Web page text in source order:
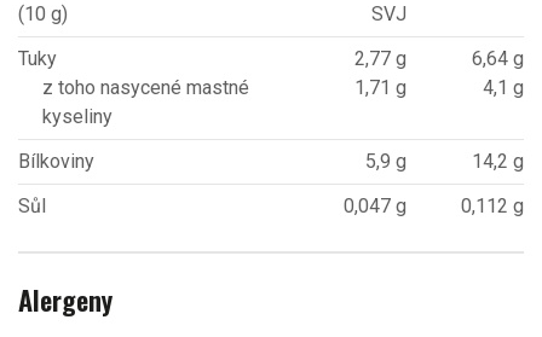
(10 g)
SVJ
Tuky
z toho nasycené mastné
kyseliny
2,77 g
1,71 g
6,64 g
4,1 g
Bílkoviny 5,9 g
14,2 g
Sůl
0,047 g 0,112 g
Alergeny